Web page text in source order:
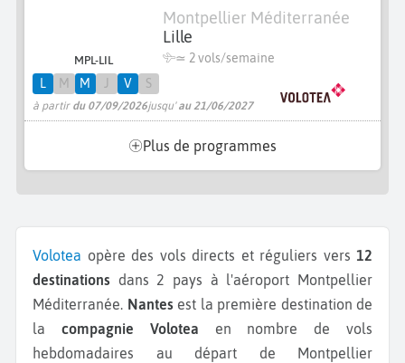
MPL-LIL
Montpellier Méditerranée
Lille
≃ 2 vols/semaine
à partir du 07/09/2026jusqu'au 21/06/2027
L M M V S
Plus de programmes
Volotea opère des vols directs et réguliers vers 12
destinations dans 2 pays à l'aéroport Montpellier
Méditerranée. Nantes est la première destination de
la compagnie Volotea en nombre de vols
hebdomadaires au départ de Montpellier